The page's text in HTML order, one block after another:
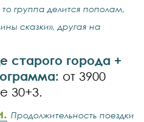
группа делится пополам,
сказки», другая на
старого города +
от 3900
30+3.
Продолжительность поездки